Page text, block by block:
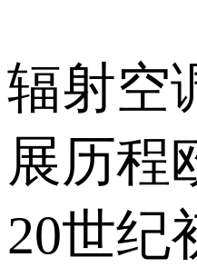
辐射空
展历程
20世纪